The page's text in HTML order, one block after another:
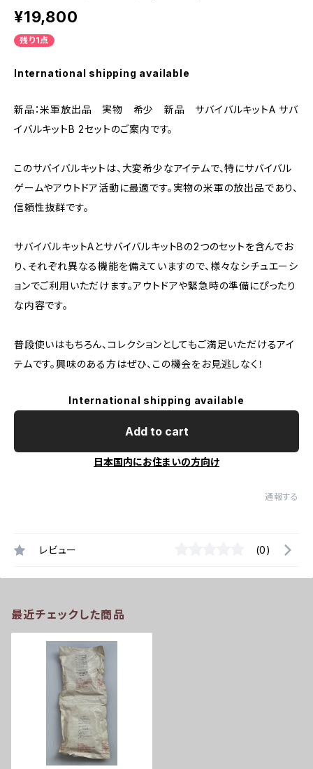
¥19,800
残り1点
International shipping available
新品：米軍放出品 実物 希少 新品 サバイバルキットA サバ
イバルキットB 2セットのご案内です。
このサバイバルキットは、大変希少なアイテムで、特にサバイバル
ゲームやアウトドア活動に最適です。実物の米軍の放出品であり、
信頼性抜群です。
サバイバルキットAとサバイバルキットBの2つのセットを含んでお
り、それぞれ異なる機能を備えていますので、様々なシチュエーシ
ョンでご利用いただけます。アウトドアや緊急時の準備にぴったり
な内容です。
普段使いはもちろん、コレクションとしてもご満足いただけるアイ
テムです。興味のある方はぜひ、この機会をお見逃しなく！
International shipping available
Add to cart
日本国内にお住まいの方向け
通報する
レビュー (0)
最近チェックした商品